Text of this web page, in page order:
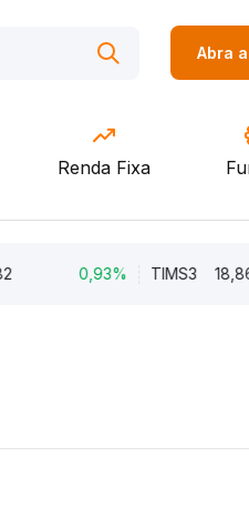
Abra
Renda Fixa
0,93% TIMS3 18,86